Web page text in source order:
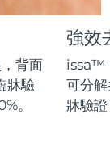
背面
牀驗
。
強效
issa™
可分
牀驗
8/12/26
達日期 8/14/26
送達日期 8/11/26